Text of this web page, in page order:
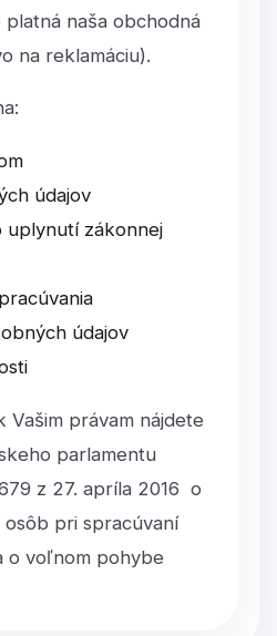
naša obchodná
na reklamáciu).
údajov
uplynutí zákonnej
údajov
Vašim právam nájdete
parlamentu
z 27. apríla 2016 o
pri spracúvaní
o voľnom pohybe